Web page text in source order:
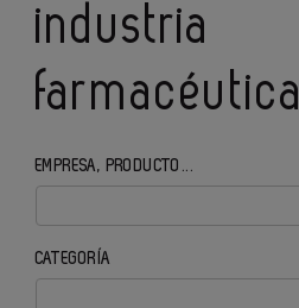
industria
farmacéutica
EMPRESA, PRODUCTO...
CATEGORÍA